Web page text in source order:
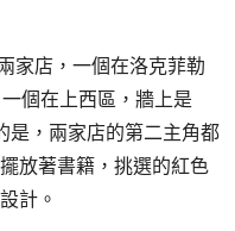
家店，一個在洛克菲勒
個在上西區，牆上是
是，兩家店的第二主角都
放著書籍，挑選的紅色
計。